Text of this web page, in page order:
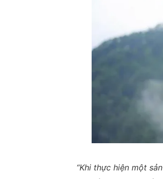
“Khi thực hiện một